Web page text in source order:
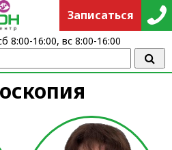
Записаться
8:00-16:00, вс 8:00-16:00